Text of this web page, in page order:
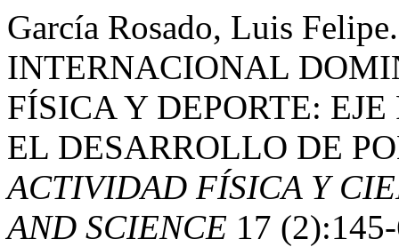
García Rosado, Luis
INTERNACIONAL
FÍSICA Y DEPORTE:
EL DESARROLLO DE
ACTIVIDAD FÍSICA Y
AND SCIENCE 17